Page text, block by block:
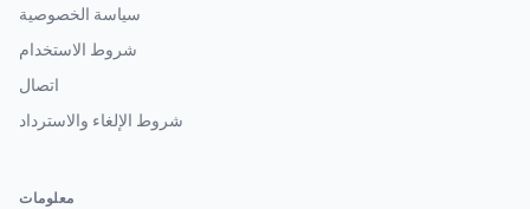
سياسة الخصوصية
شروط الاستخدام
اتصال
شروط الإلغاء والاسترداد
معلومات